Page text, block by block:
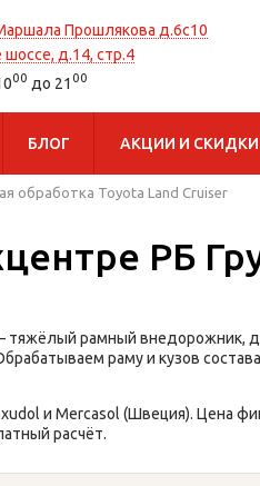
Прошлякова д.6с10
д.14, стр.4
00 до 21 00
БЛОГ АКЦИИ И СКИДКИ
обработка Toyota Land Cruiser
РБ
тяжёлый рамный внедорожник,
раму и кузов
и Mercasol (Швеция). Цена
расчёт.